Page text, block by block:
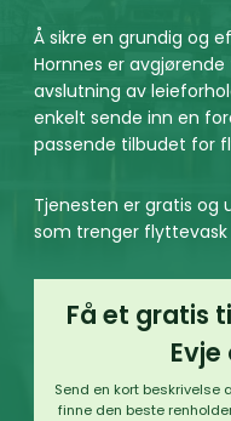
Å sikre en grundig og
Hornnes er
avslutning av
enkelt sende inn en
passende tilbudet for
Tjenesten er gratis og
som trenger flyttevask
Få et gratis
Send en kort beskrivelse
finne den beste